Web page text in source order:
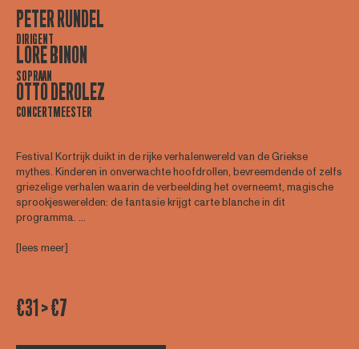
PETER RUNDEL
DIRIGENT
LORE BINON
SOPRAAN
OTTO DEROLEZ
CONCERTMEESTER
Festival Kortrijk duikt in de rijke verhalenwereld van de Griekse
mythes. Kinderen in onverwachte hoofdrollen, bevreemdende of zelfs
griezelige verhalen waarin de verbeelding het overneemt, magische
sprookjeswerelden: de fantasie krijgt carte blanche in dit
programma. ...
[lees meer]
€31 > €7